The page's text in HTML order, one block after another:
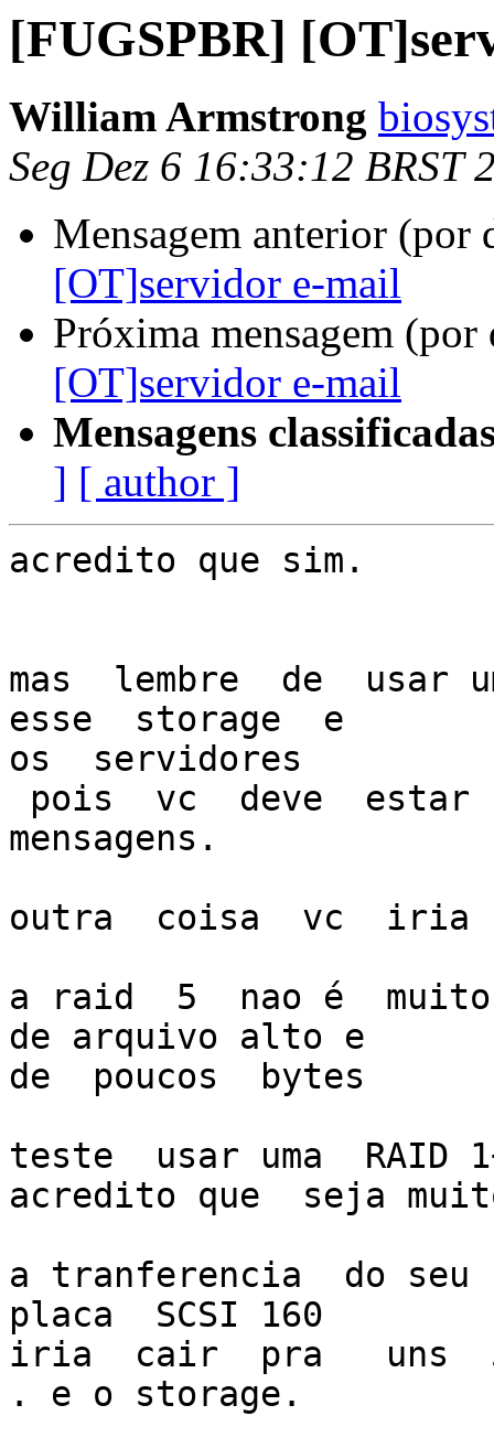
[FUGSPBR]
William Armstrong
Seg Dez 6 16:33:12 BRST
Mensagem anterior (por
[OT]servidor e-mail
Próxima mensagem
[OT]servidor e-mail
Mensagens
] [ author ]
acredito que sim.
mas  lembre  de  usar
esse  storage  e
os  servidores
mensagens.
outra  coisa  vc  iria
a raid  5  nao é
de arquivo alto e
de  poucos  bytes
teste  usar uma  RAID
acredito que  seja
a tranferencia  do seu
placa  SCSI 160
iria  cair  pra   uns
. e o storage.